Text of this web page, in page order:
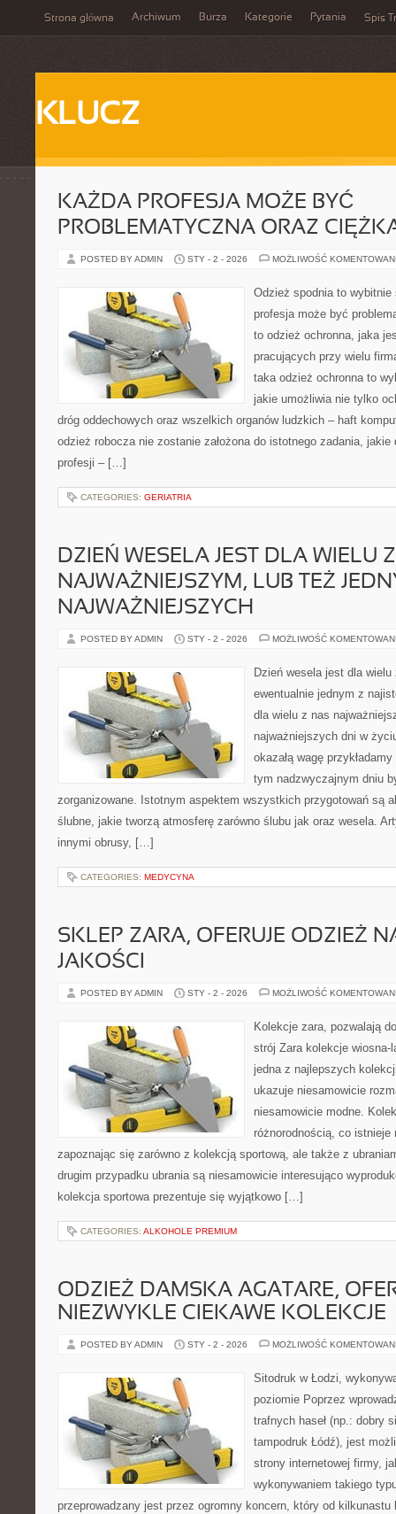
Strona główna Archiwum Burza Kategorie Pytania Spis
KLUCZ
KAŻDA PROFESJA MOŻE BYĆ
PROBLEMATYCZNA ORAZ
POSTED BY ADMIN STY - 2 - 2026 MOŻLIWOŚĆ
Odzież spodnia to
profesja może być
to odzież ochronna, jaka
pracujących przy wielu
taka odzież ochronna to
jakie umożliwia nie tylko
dróg oddechowych oraz wszelkich organów ludzkich – haft
odzież robocza nie zostanie założona do istotnego zadania,
profesji – […]
CATEGORIES: GERIATRIA
DZIEŃ WESELA JEST DLA WIELU
NAJWAŻNIEJSZYM, LUB TEŻ
NAJWAŻNIEJSZYCH
POSTED BY ADMIN STY - 2 - 2026 MOŻLIWOŚĆ
Dzień wesela jest dla
ewentualnie jednym z
dla wielu z nas
najważniejszych dni w
okazałą wagę
tym nadzwyczajnym dniu
zorganizowane. Istotnym aspektem wszystkich przygotowań są
ślubne, jakie tworzą atmosferę zarówno ślubu jak oraz wesela.
innymi obrusy, […]
CATEGORIES: MEDYCYNA
SKLEP ZARA, OFERUJE ODZIEŻ
JAKOŚCI
POSTED BY ADMIN STY - 2 - 2026 MOŻLIWOŚĆ
Kolekcje zara, pozwalają
strój Zara kolekcje
jedna z najlepszych
ukazuje niesamowicie
niesamowicie modne.
różnorodnością, co
zapoznając się zarówno z kolekcją sportową, ale także z
drugim przypadku ubrania są niesamowicie interesująco
kolekcja sportowa prezentuje się wyjątkowo […]
CATEGORIES: ALKOHOLE PREMIUM
ODZIEŻ DAMSKA AGATARE,
NIEZWYKLE CIEKAWE KOLEKCJE
POSTED BY ADMIN STY - 2 - 2026 MOŻLIWOŚĆ
Sitodruk w Łodzi,
poziomie Poprzez
trafnych haseł (np.: dobry
tampodruk Łódź), jest
strony internetowej firmy,
wykonywaniem takiego
przeprowadzany jest przez ogromny koncern, który od kilkunastu